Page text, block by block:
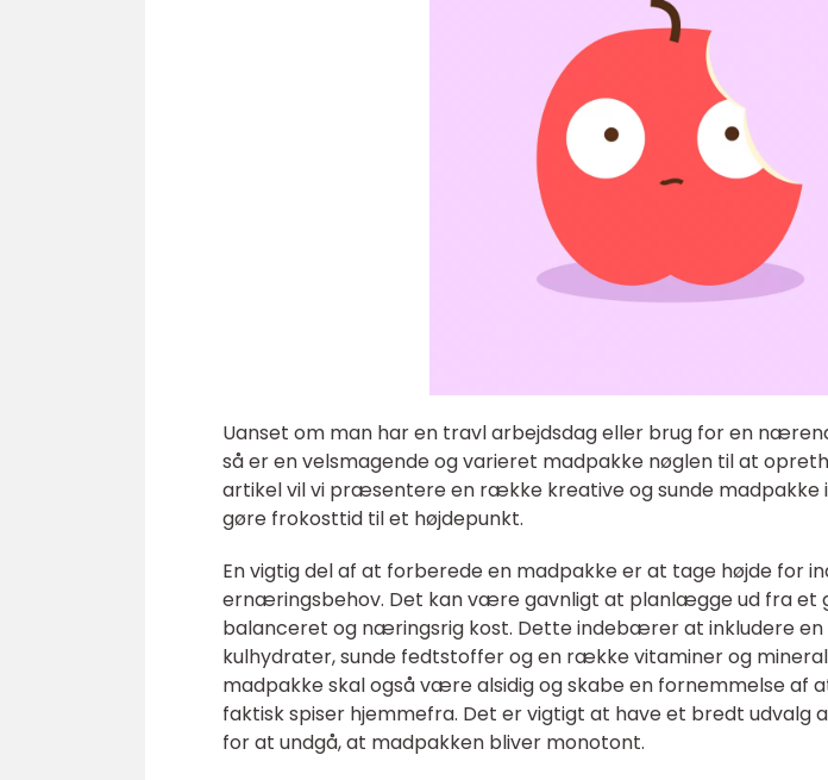
Uanset om man har en travl arbejdsdag eller brug for en
så er en velsmagende og varieret madpakke nøglen til at
artikel vil vi præsentere en række kreative og sunde madpakke
gøre frokosttid til et højdepunkt.
En vigtig del af at forberede en madpakke er at tage højde for
ernæringsbehov. Det kan være gavnligt at planlægge ud fra et
balanceret og næringsrig kost. Dette indebærer at inkludere
kulhydrater, sunde fedtstoffer og en række vitaminer og
madpakke skal også være alsidig og skabe en fornemmelse af
faktisk spiser hjemmefra. Det er vigtigt at have et bredt udvalg
for at undgå, at madpakken bliver monotont.